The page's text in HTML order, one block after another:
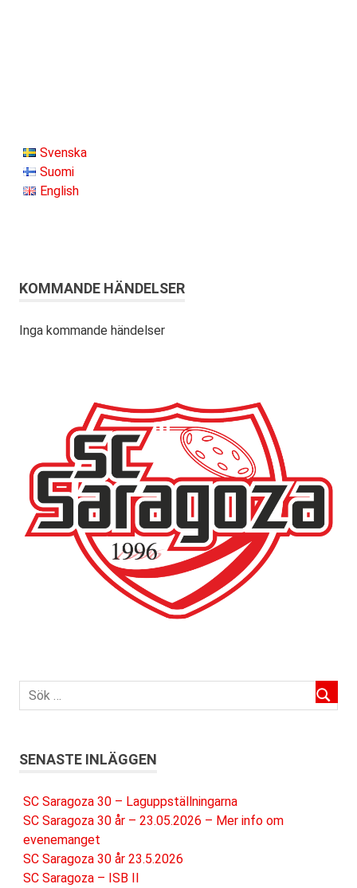
Svenska
Suomi
English
KOMMANDE HÄNDELSER
Inga kommande händelser
SENASTE INLÄGGEN
SC Saragoza 30 – Laguppställningarna
SC Saragoza 30 år – 23.05.2026 – Mer info om
evenemanget
SC Saragoza 30 år 23.5.2026
SC Saragoza – ISB II